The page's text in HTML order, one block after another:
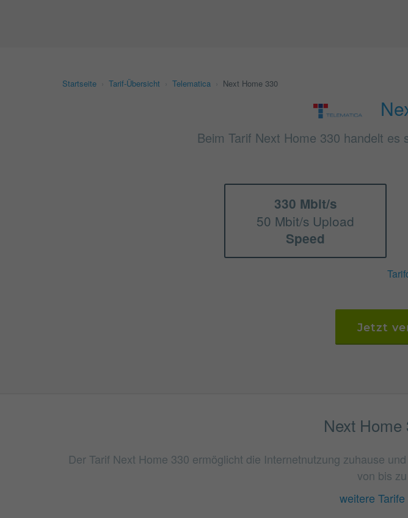
Startseite Tarif-Übersicht Telematica Next Home 330
Beim Tarif Next Home 330 handelt
330 Mbit/s
50 Mbit/s Upload
Speed
Jetzt
Next
Der Tarif Next Home 330 ermöglicht die Internetnutzung zuhause
von bis
weitere